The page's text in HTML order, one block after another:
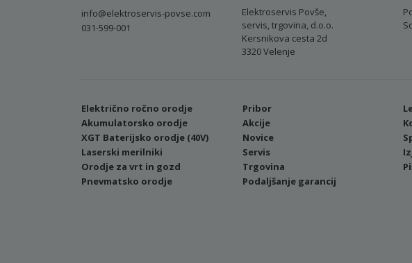
info@elektroservis-povse.com
031-599-001
Elektroservis Povše,
servis, trgovina, d.o.o.
Kersnikova cesta 2d
3320 Velenje
Električno ročno orodje
Akumulatorsko orodje
XGT Baterijsko orodje (40V)
Laserski merilniki
Orodje za vrt in gozd
Pnevmatsko orodje
Pribor
Akcije
Novice
Servis
Trgovina
Podaljšanje garancij